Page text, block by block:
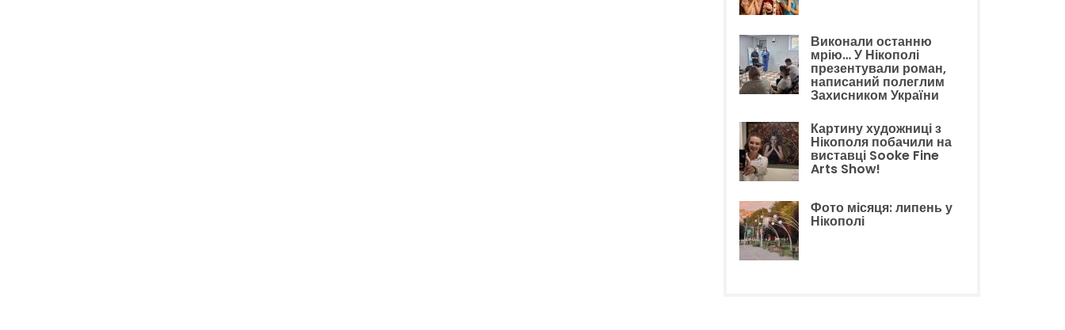
Виконали останню
мрію… У Нікополі
презентували роман,
написаний полеглим
Захисником України
Картину художниці з
Нікополя побачили на
виставці Sooke Fine
Arts Show!
Фото місяця: липень у
Нікополі